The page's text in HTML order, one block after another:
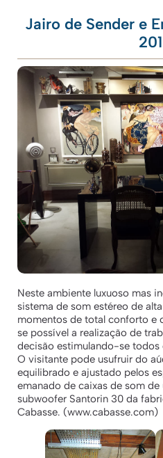
Jairo de Sender e
Neste ambiente luxuoso mas
sistema de som estéreo de
momentos de total conforto e
se possível a realização de
decisão estimulando-se todos
O visitante pode usufruir do
equilibrado e ajustado pelos
emanado de caixas de som
subwoofer Santorin 30 da
Cabasse. (www.cabasse.com)